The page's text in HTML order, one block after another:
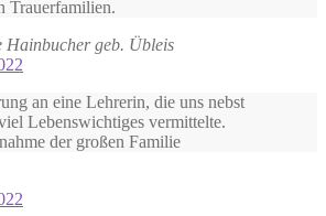
Trauerfamilien.
Hainbucher geb. Übleis
an eine Lehrerin, die uns nebst
Lebenswichtiges vermittelte.
der großen Familie